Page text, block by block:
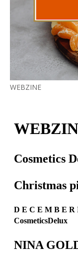
WEBZINE